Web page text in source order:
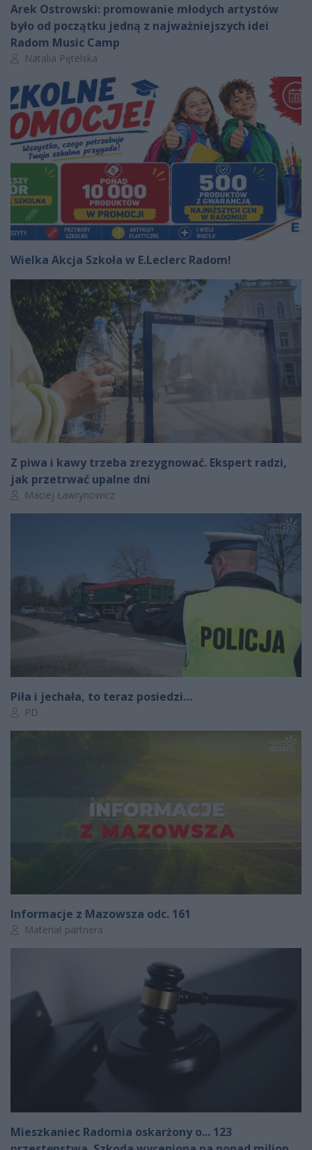
Arek Ostrowski: promowanie młodych artystów
było od początku jedną z najważniejszych idei
Radom Music Camp
Autor artykułu:
Natalia Pętelska
Wielka Akcja Szkoła w E.Leclerc Radom!
Z piwa i kawy trzeba zrezygnować. Ekspert radzi,
jak przetrwać upalne dni
Autor artykułu:
Maciej Ławrynowicz
Piła i jechała, to teraz posiedzi…
Autor artykułu:
PD
Informacje z Mazowsza odc. 161
Autor artykułu:
Materiał partnera
Mieszkaniec Radomia oskarżony o... 123